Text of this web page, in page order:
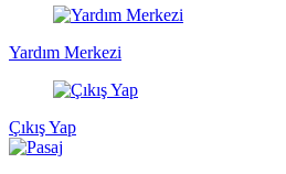
Yardım Merkezi
Çıkış Yap